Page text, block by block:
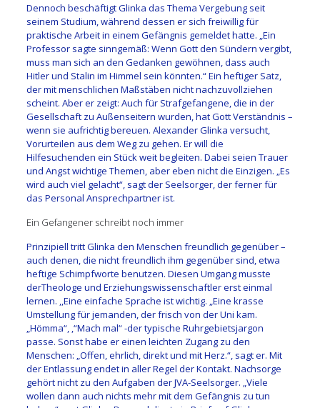
Dennoch beschäftigt Glinka das Thema Vergebung seit
seinem Studium, während dessen er sich freiwillig für
praktische Arbeit in einem Gefängnis gemeldet hatte. „Ein
Professor sagte sinngemäß: Wenn Gott den Sündern vergibt,
muss man sich an den Gedanken gewöhnen, dass auch
Hitler und Stalin im Himmel sein könnten.“ Ein heftiger Satz,
der mit menschlichen Maßstäben nicht nachzuvollziehen
scheint. Aber er zeigt: Auch für Strafgefangene, die in der
Gesellschaft zu Außenseitern wurden, hat Gott Verständnis –
wenn sie aufrichtig bereuen. Alexander Glinka versucht,
Vorurteilen aus dem Weg zu gehen. Er will die
Hilfesuchenden ein Stück weit begleiten. Dabei seien Trauer
und Angst wichtige Themen, aber eben nicht die Einzigen. „Es
wird auch viel gelacht“, sagt der Seelsorger, der ferner für
das Personal Ansprechpartner ist.
Ein Gefangener schreibt noch immer
Prinzipiell tritt Glinka den Menschen freundlich gegenüber –
auch denen, die nicht freundlich ihm gegenüber sind, etwa
heftige Schimpfworte benutzen. Diesen Umgang musste
derTheologe und Erziehungswissenschaftler erst einmal
lernen. ,,Eine einfache Sprache ist wichtig. „Eine krasse
Umstellung für jemanden, der frisch von der Uni kam.
„Hömma“, ,“Mach mal“ -der typische Ruhrgebietsjargon
passe. Sonst habe er einen leichten Zugang zu den
Menschen: „Offen, ehrlich, direkt und mit Herz.“, sagt er. Mit
der Entlassung endet in aller Regel der Kontakt. Nachsorge
gehört nicht zu den Aufgaben der JVA-Seelsorger. „Viele
wollen dann auch nichts mehr mit dem Gefängnis zu tun